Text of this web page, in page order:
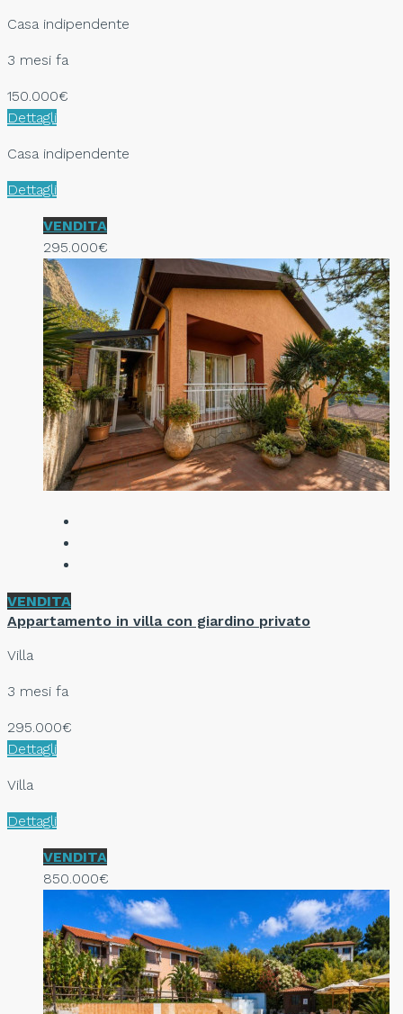
Casa indipendente
3 mesi fa
150.000€
Dettagli
Casa indipendente
Dettagli
VENDITA
295.000€
VENDITA
Appartamento in villa con giardino privato
Villa
3 mesi fa
295.000€
Dettagli
Villa
Dettagli
VENDITA
850.000€